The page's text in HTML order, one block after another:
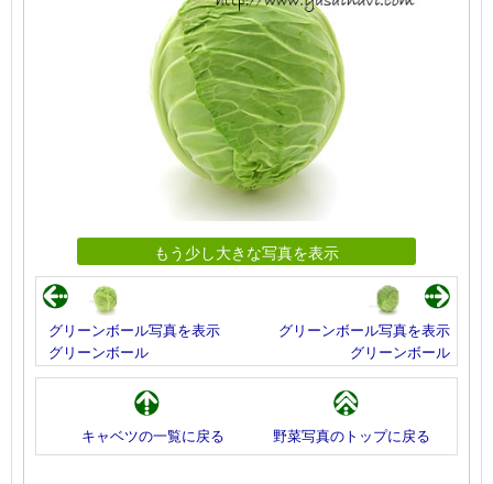
もう少し大きな写真を表示
グリーンボール写真を表示
グリーンボール
グリーンボール写真を表示
グリーンボール
キャベツの一覧に戻る 野菜写真のトップに戻る